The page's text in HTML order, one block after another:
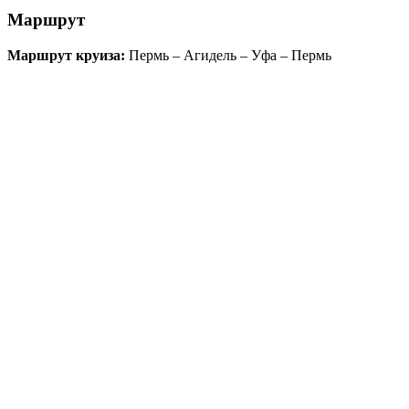
Маршрут
Маршрут круиза: Пермь – Агидель – Уфа – Пермь